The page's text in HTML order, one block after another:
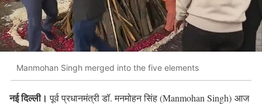
Manmohan Singh merged into the five elements
नई दिल्ली। पूर्व प्रधानमंत्री डॉ. मनमोहन सिंह (Manmohan Singh) आज